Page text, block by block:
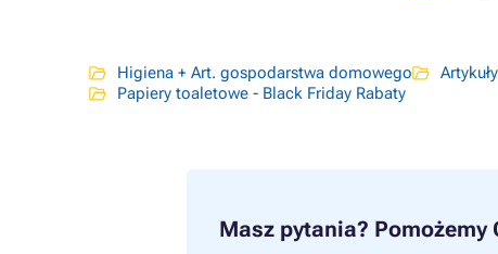
Higiena + Art. gospodarstwa domowego
Papiery toaletowe - Black Friday Rabaty
Masz pytania? Pomożemy